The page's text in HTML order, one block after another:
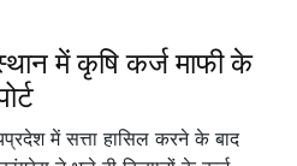
में कृषि कर्ज माफी के
में सत्ता हासिल करने के बाद